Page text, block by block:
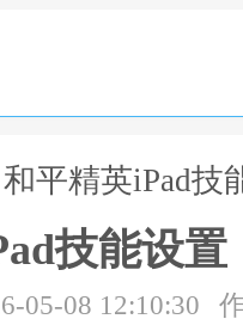
平精英iPad技
技能设
05-08 12:10:30